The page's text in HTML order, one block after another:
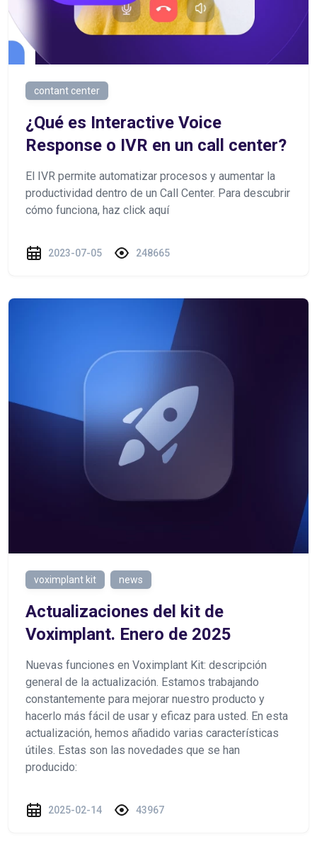
contant center
¿Qué es Interactive Voice
Response o IVR en un call center?
El IVR permite automatizar procesos y aumentar la
productividad dentro de un Call Center. Para descubrir
cómo funciona, haz click aquí
2023-07-05 248665
voximplant kit news
Actualizaciones del kit de
Voximplant. Enero de 2025
Nuevas funciones en Voximplant Kit: descripción
general de la actualización. Estamos trabajando
constantemente para mejorar nuestro producto y
hacerlo más fácil de usar y eficaz para usted. En esta
actualización, hemos añadido varias características
útiles. Estas son las novedades que se han
producido:
2025-02-14 43967